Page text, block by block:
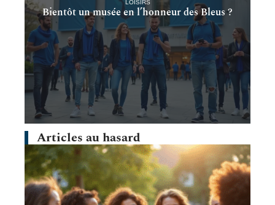
LOISIRS
Bientôt un musée en l’honneur des Bleus ?
Articles au hasard